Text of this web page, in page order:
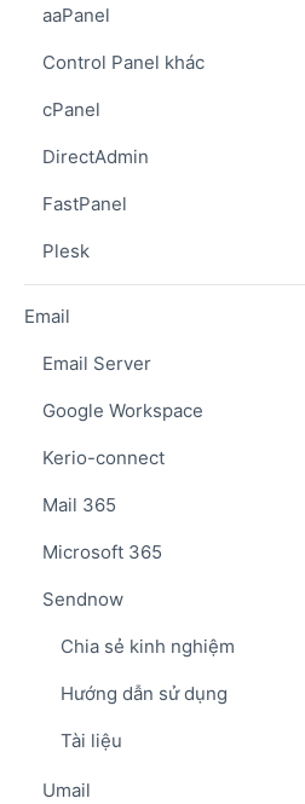
aaPanel
Control Panel khác
cPanel
DirectAdmin
FastPanel
Plesk
Email
Email Server
Google Workspace
Kerio-connect
Mail 365
Microsoft 365
Sendnow
Chia sẻ kinh nghiệm
Hướng dẫn sử dụng
Tài liệu
Umail